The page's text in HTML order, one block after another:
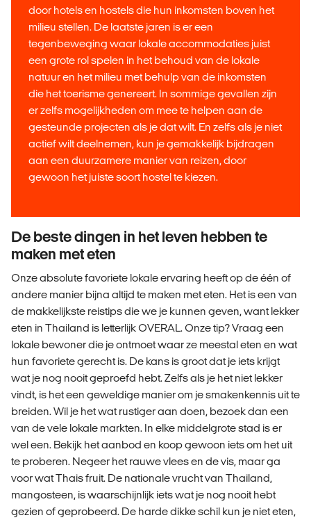
door hotels en hostels die hun inkomsten boven het
milieu stellen. De laatste jaren is er een
tegenbeweging waar lokale accommodaties juist
een grote rol spelen in het behoud van de lokale
natuur en het milieu met behulp van de inkomsten
die het toerisme genereert. In sommige gevallen zijn
er zelfs mogelijkheden om mee te helpen aan de
gesteunde projecten als je dat wilt. En zelfs als je niet
actief wilt deelnemen, kun je gemakkelijk bijdragen
aan een duurzamere manier van reizen, door
gewoon het juiste soort hostel te kiezen.
De beste dingen in het leven hebben te
maken met eten
Onze absolute favoriete lokale ervaring heeft op de één of
andere manier bijna altijd te maken met eten. Het is een van
de makkelijkste reistips die we je kunnen geven, want lekker
eten in Thailand is letterlijk OVERAL. Onze tip? Vraag een
lokale bewoner die je ontmoet waar ze meestal eten en wat
hun favoriete gerecht is. De kans is groot dat je iets krijgt
wat je nog nooit geproefd hebt. Zelfs als je het niet lekker
vindt, is het een geweldige manier om je smakenkennis uit te
breiden. Wil je het wat rustiger aan doen, bezoek dan een
van de vele lokale markten. In elke middelgrote stad is er
wel een. Bekijk het aanbod en koop gewoon iets om het uit
te proberen. Negeer het rauwe vlees en de vis, maar ga
voor wat Thais fruit. De nationale vrucht van Thailand,
mangosteen, is waarschijnlijk iets wat je nog nooit hebt
gezien of geprobeerd. De harde dikke schil kun je niet eten,